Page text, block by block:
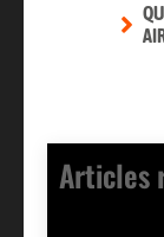
Articles